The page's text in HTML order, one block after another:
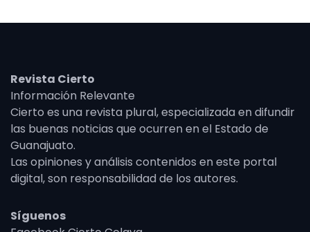
Revista Cierto
Información Relevante
Cierto es una revista plural, especializada en difundir
las buenas noticias que ocurren en el Estado de
Guanajuato.
Las opiniones y análisis contenidos en este portal
digital, son responsabilidad de los autores.
Síguenos